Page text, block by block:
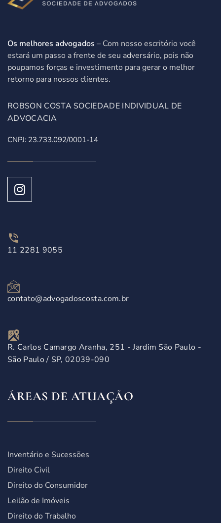
Os melhores advogados – Com nosso escritório você
estará um passo a frente de seu adversário, pois não
poupamos forças e investimento para gerar o melhor
retorno para nossos clientes.
ROBSON COSTA SOCIEDADE INDIVIDUAL DE
ADVOCACIA
CNPJ: 23.733.092/0001-14
11 2281 9055
contato@advogadoscosta.com.br
R. Carlos Camargo Aranha, 251 - Jardim São Paulo -
São Paulo / SP, 02039-090
ÁREAS DE ATUAÇÃO
Inventário e Sucessões
Direito Civil
Direito do Consumidor
Leilão de Imóveis
Direito do Trabalho